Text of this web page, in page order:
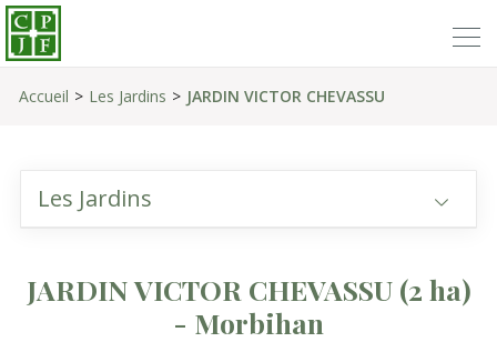
Accueil Les Jardins JARDIN VICTOR CHEVASSU
Les Jardins
JARDIN VICTOR CHEVASSU (2 ha)
- Morbihan